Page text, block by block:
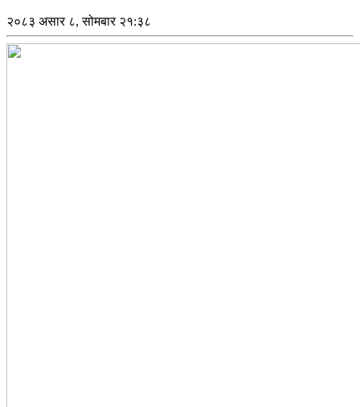
२०८३ असार ८, सोमबार २१:३८